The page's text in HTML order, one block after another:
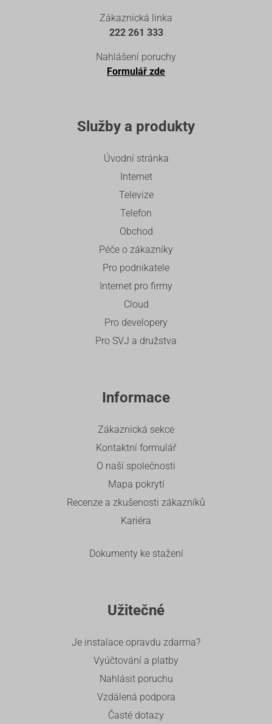
Zákaznická linka
222 261 333
Nahlášení poruchy
Formulář zde
Služby a produkty
Úvodní stránka
Internet
Televize
Telefon
Obchod
Péče o zákazníky
Pro podnikatele
Internet pro firmy
Cloud
Pro developery
Pro SVJ a družstva
Informace
Zákaznická sekce
Kontaktní formulář
O naší společnosti
Mapa pokrytí
Recenze a zkušenosti zákazníků
Kariéra
Dokumenty ke stažení
Užitečné
Je instalace opravdu zdarma?
Vyúčtování a platby
Nahlásit poruchu
Vzdálená podpora
Časté dotazy